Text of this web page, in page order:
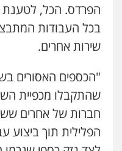
הפרדס. הכל,
בכל העבודות
שירות אחרים.
"הכספים האסורים
שהתקבלו מכפיית
חברות של אחרים
הפלילית תוך ביצוע